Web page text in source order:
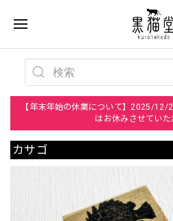
【年末年始の休業について】2025/
はお休みさせていた
カサゴ